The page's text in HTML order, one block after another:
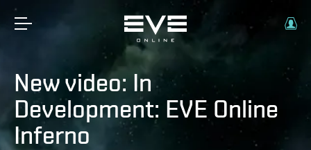
New video: In
Development: EVE Online
Inferno